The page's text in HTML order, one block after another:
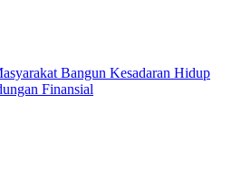
Bangun Kesadaran Hidup
Finansial